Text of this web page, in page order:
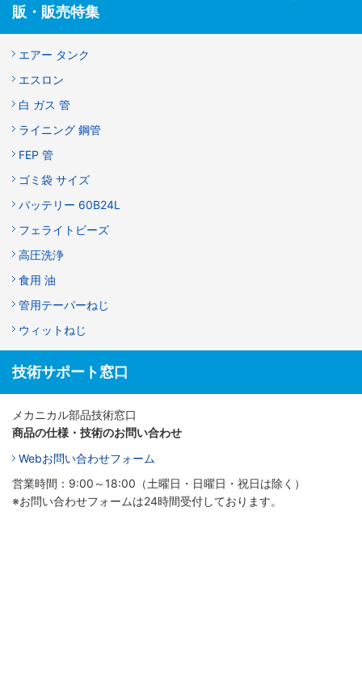
販・販売特集
エアー タンク
エスロン
白 ガス 管
ライニング 鋼管
FEP 管
ゴミ袋 サイズ
バッテリー 60B24L
フェライトビーズ
高圧洗浄
食用 油
管用テーパーねじ
ウィットねじ
技術サポート窓口
メカニカル部品技術窓口
商品の仕様・技術のお問い合わせ
Webお問い合わせフォーム
営業時間：9:00～18:00（土曜日・日曜日・祝日は除く）
※お問い合わせフォームは24時間受付しております。